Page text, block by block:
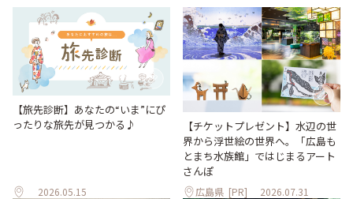
【旅先診断】あなたの“いま”にぴ
ったりな旅先が見つかる♪
2026.05.15
【チケットプレゼント】水辺の世
界から浮世絵の世界へ。「広島も
とまち水族館」ではじまるアート
さんぽ
広島県 [PR] 2026.07.31